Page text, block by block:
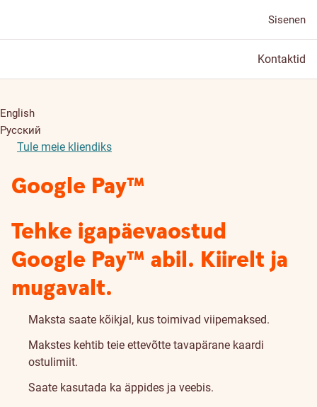
Sisenen
Kontaktid
English
Русский
Tule meie kliendiks
Google Pay™
Tehke igapäevaostud
Google Pay™ abil. Kiirelt ja
mugavalt.
Maksta saate kõikjal, kus toimivad viipemaksed.
Makstes kehtib teie ettevõtte tavapärane kaardi
ostulimiit.
Saate kasutada ka äppides ja veebis.